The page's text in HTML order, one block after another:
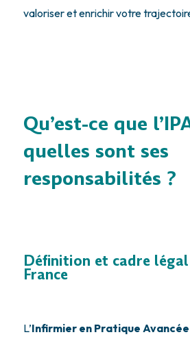
valoriser et enrichir votre
Qu’est-ce que
quelles sont ses
responsabilités ?
Définition et cadre légal
France
L’Infirmier en Pratique Avancée